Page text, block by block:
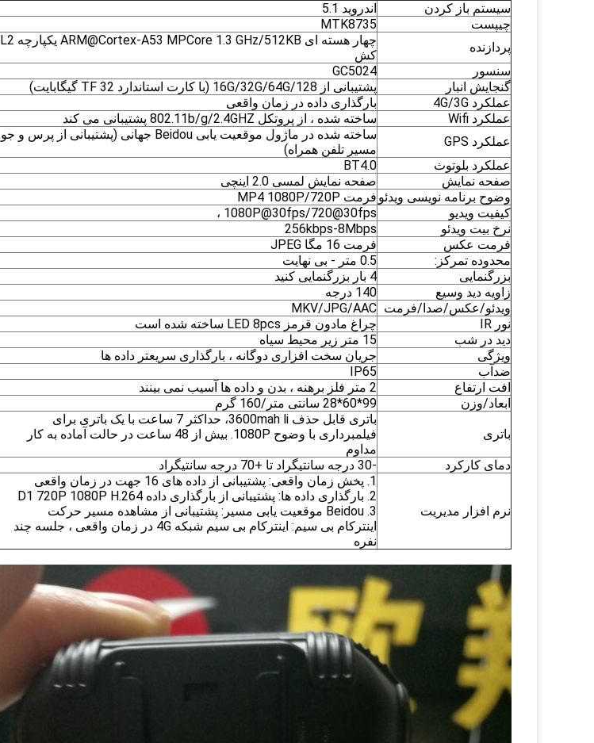
سیستم باز کردن
اندروید 5.1
چیپست
MTK8735
پردازنده
چهار هسته ای ARM@Cortex-A53 MPCore 1.3 GHz/512KB یکپارچه L2
کش
سنسور
GC5024
گنجایش انبار
پشتیبانی از 16G/32G/64G/128 (با کارت استاندارد TF 32 گیگابایت)
عملکرد 4G/3G
بارگذاری داده در زمان واقعی
عملکرد Wifi
ساخته شده ، از پروتکل 802.11b/g/2.4GHZ پشتیبانی می کند
عملکرد GPS
ساخته شده در ماژول موقعیت یابی Beidou جهانی (پشتیبانی از پرس و جو
مسیر تلفن همراه)
عملکرد بلوتوث
BT4.0
صفحه نمایش
صفحه نمایش لمسی 2.0 اینچی
وضوح برنامه نویسی ویدئو فرمت MP4 1080P/720P
کیفیت ویدیو
1080P@30fps/720@30fps ،
نرخ بیت ویدئو
256kbps-8Mbps
فرمت عکس
فرمت 16 مگا JPEG
محدوده تمرکز:
0.5 متر - بی نهایت
بزرگنمایی
4 بار بزرگنمایی کنید
زاویه دید وسیع
140 درجه
ویدئو/عکس/صدا/فرمت MKV/JPG/AAC
نور IR
چراغ مادون قرمز LED 8pcs ساخته شده است
دید در شب
15 متر زیر محیط سیاه
ویژگی
جریان سخت افزاری دوگانه ، بارگذاری سریعتر داده ها
ضدآب
IP65
افت ارتفاع
2 متر فلز برهنه ، بدن و داده ها آسیب نمی بینند
ابعاد/وزن
99*60*28 سانتی متر/160 گرم
باتری
باتری قابل حذف 3600mah li، حداکثر 7 ساعت با یک باتری برای
فیلمبرداری با وضوح 1080P. بیش از 48 ساعت در حالت آماده به کار
مداوم
دمای کارکرد
-30 درجه سانتیگراد تا +70 درجه سانتیگراد
نرم افزار مدیریت
1. پخش زمان واقعی: پشتیبانی از داده های 16 جهت در زمان واقعی
2. بارگذاری داده ها: پشتیبانی از بارگذاری داده D1 720P 1080P H.264
3. Beidou موقعیت یابی مسیر: پشتیبانی از مشاهده مسیر حرکت
اینترکام بی سیم: اینترکام بی سیم شبکه 4G در زمان واقعی ، جلسه چند
نفره